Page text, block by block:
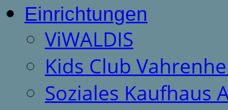
Einrichtungen
ViWALDIS
Kids Club
Soziales Kaufhaus